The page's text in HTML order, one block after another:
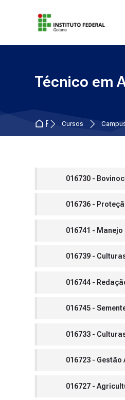
Técnico em
Página inicial
Cursos
016730 -
016736 -
016741 -
016739 -
016744 -
016745 -
016733 -
016723 -
016727 -